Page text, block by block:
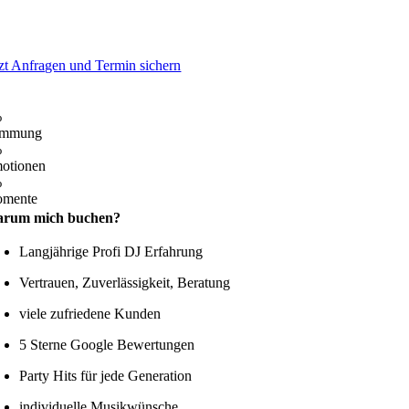
Anfragen und Termin sichern
mich buchen?
Langjährige Profi DJ Erfahrung
Vertrauen, Zuverlässigkeit, Beratung
viele zufriedene Kunden
5 Sterne Google Bewertungen
Party Hits für jede Generation